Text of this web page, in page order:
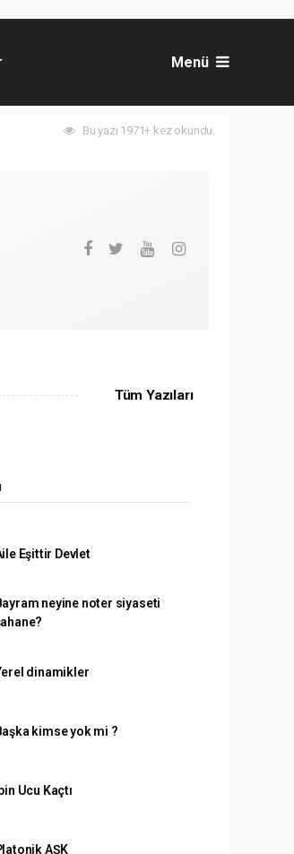
Menü
Bu yazı 1971+ kez okundu.
Tüm Yazıları
Eşittir Devlet
neyine noter siyaseti
dinamikler
kimse yok mi ?
Ucu Kaçtı
AŞK